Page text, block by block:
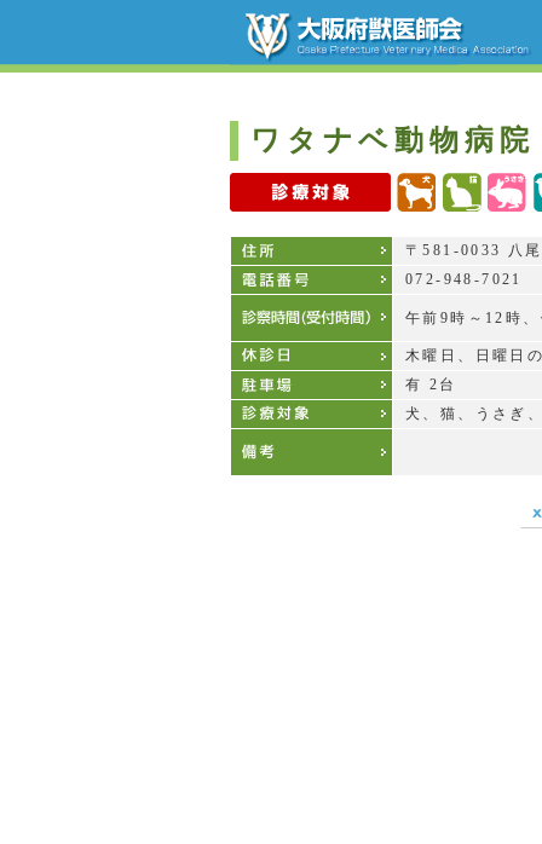
ワタナベ動物病院
〒581-0033 八
072-948-7021
午前9時～12時
木曜日、日曜日
有 2台
犬、猫、うさぎ